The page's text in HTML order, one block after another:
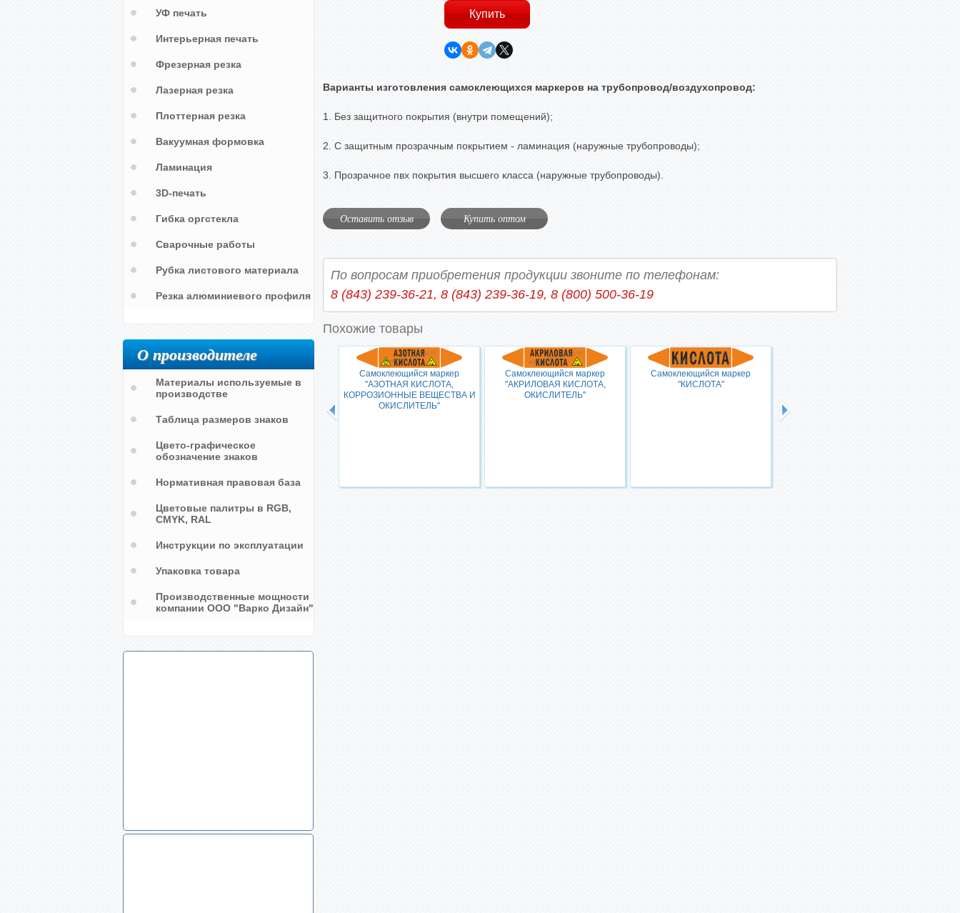
Варианты изготовления самоклеющихся маркеров на трубопровод/воздухопровод:
1. Без защитного покрытия (внутри помещений);
2. С защитным прозрачным покрытием - ламинация (наружные трубопроводы);
3. Прозрачное пвх покрытия высшего класса (наружные трубопроводы).
Оставить отзыв Купить оптом
По вопросам приобретения продукции звоните по телефонам:
8 (843) 239-36-21, 8 (843) 239-36-19, 8 (800) 500-36-19
Похожие товары
Маркировочная лента для
Самоклеющийся маркер
"АЗОТНАЯ КИСЛОТА,
КОРРОЗИОННЫЕ ВЕЩЕСТВА И
ОКИСЛИТЕЛЬ"
Самоклеющийся маркер
"АКРИЛОВАЯ КИСЛОТА,
ОКИСЛИТЕЛЬ"
Самоклеющийся маркер
"КИСЛОТА"
УФ печать
Интерьерная печать
Фрезерная резка
Лазерная резка
Плоттерная резка
Вакуумная формовка
Ламинация
3D-печать
Гибка оргстекла
Сварочные работы
Рубка листового материала
Резка алюминиевого профиля
О производителе
Материалы используемые в
производстве
Таблица размеров знаков
Цвето-графическое
обозначение знаков
Нормативная правовая база
Цветовые палитры в RGB,
CMYK, RAL
Инструкции по эксплуатации
Упаковка товара
Производственные мощности
компании ООО "Варко Дизайн"